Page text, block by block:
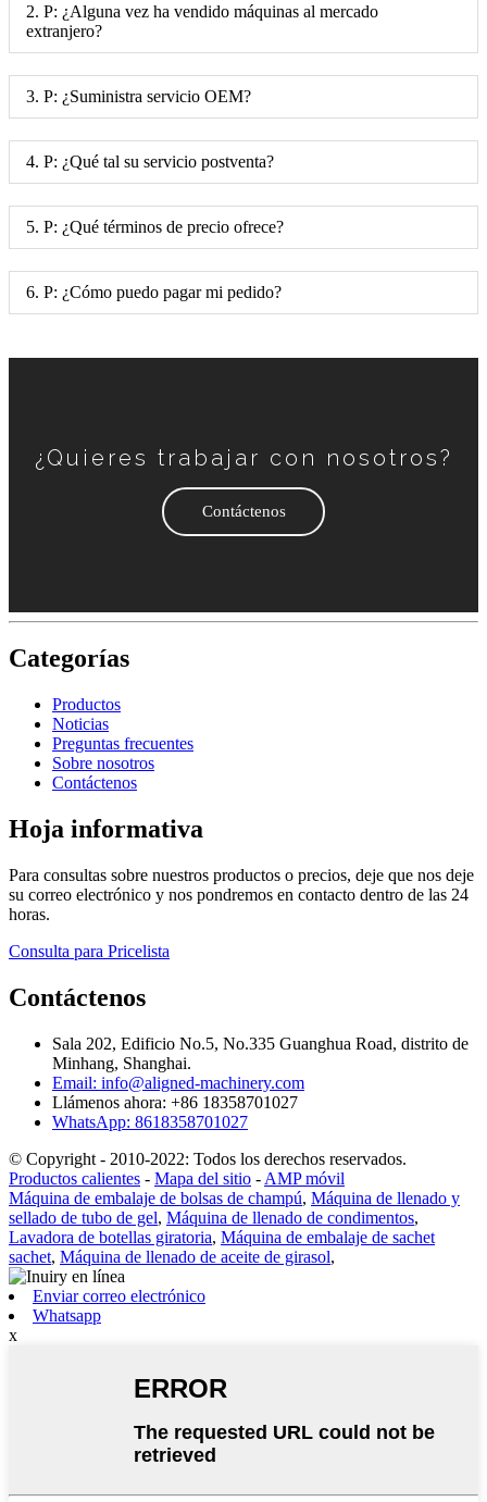
2. P: ¿Alguna vez ha vendido máquinas al mercado
extranjero?
3. P: ¿Suministra servicio OEM?
4. P: ¿Qué tal su servicio postventa?
5. P: ¿Qué términos de precio ofrece?
6. P: ¿Cómo puedo pagar mi pedido?
¿Quieres trabajar con nosotros?
Contáctenos
Categorías
Productos
Noticias
Preguntas frecuentes
Sobre nosotros
Contáctenos
Hoja informativa
Para consultas sobre nuestros productos o precios, deje que nos deje
su correo electrónico y nos pondremos en contacto dentro de las 24
horas.
Consulta para Pricelista
Contáctenos
Sala 202, Edificio No.5, No.335 Guanghua Road, distrito de
Minhang, Shanghai.
Email: info@aligned-machinery.com
Llámenos ahora: +86 18358701027
WhatsApp: 8618358701027
© Copyright - 2010-2022: Todos los derechos reservados.
Productos calientes - Mapa del sitio - AMP móvil
Máquina de embalaje de bolsas de champú, Máquina de llenado y
sellado de tubo de gel, Máquina de llenado de condimentos,
Lavadora de botellas giratoria, Máquina de embalaje de sachet
sachet, Máquina de llenado de aceite de girasol,
Enviar correo electrónico
Whatsapp
x